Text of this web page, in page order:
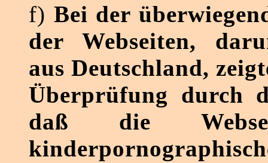
f) Bei der
der Webseiten,
aus Deutschland,
Überprüfung durch
daß die